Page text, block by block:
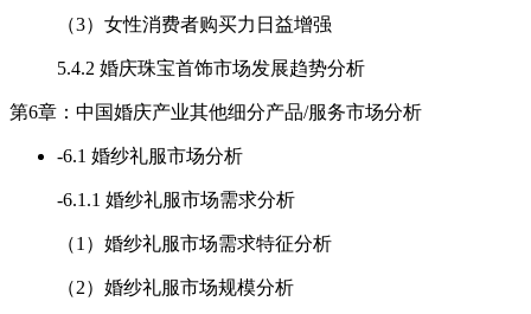
（3）女性消费者购买力日益增强
5.4.2 婚庆珠宝首饰市场发展趋势分析
第6章：中国婚庆产业其他细分产品/服务市场分析
-6.1 婚纱礼服市场分析
-6.1.1 婚纱礼服市场需求分析
（1）婚纱礼服市场需求特征分析
（2）婚纱礼服市场规模分析